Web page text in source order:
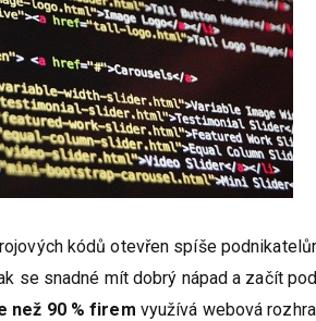
kódů otevřen spíše
se snadné mít dobrý nápad a začít
než 90 % firem využívá webová